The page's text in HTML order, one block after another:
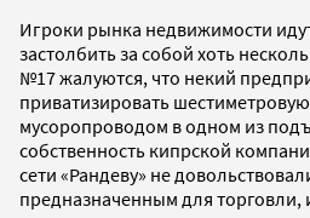
Игроки рынка недвижимости
застолбить за собой хоть
№17 жалуются, что некий
приватизировать
мусоропроводом в одном из
собственность кипрской
сети «Рандеву» не
предназначенным для торговли,